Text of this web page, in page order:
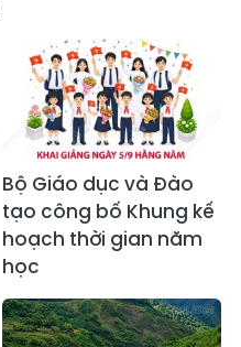
Bộ Giáo dục và Đào
tạo công bố Khung kế
hoạch thời gian năm
học